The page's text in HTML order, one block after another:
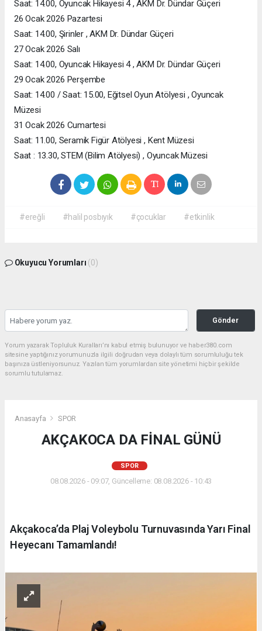
Saat: 14.00, Oyuncak Hikayesi 4 , AKM Dr. Dündar Güçeri
26 Ocak 2026 Pazartesi
Saat: 14.00, Şirinler , AKM Dr. Dündar Güçeri
27 Ocak 2026 Salı
Saat: 14.00, Oyuncak Hikayesi 4 , AKM Dr. Dündar Güçeri
29 Ocak 2026 Perşembe
Saat: 14.00 / Saat: 15.00, Eğitsel Oyun Atölyesi , Oyuncak
Müzesi
31 Ocak 2026 Cumartesi
Saat: 11.00, Seramik Figür Atölyesi , Kent Müzesi
Saat : 13.30, STEM (Bilim Atölyesi) , Oyuncak Müzesi
#ereğli #halil posbıyık #çocuklar #etkinlik
Okuyucu Yorumları (0)
Gönder
Yorum yazarak Topluluk Kuralları’nı kabul etmiş bulunuyor ve haber380.com
sitesine yaptığınız yorumunuzla ilgili doğrudan veya dolaylı tüm sorumluluğu tek
başınıza üstleniyorsunuz. Yazılan tüm yorumlardan site yönetimi hiçbir şekilde
sorumlu tutulamaz.
Anasayfa SPOR
AKÇAKOCA DA FİNAL GÜNÜ
SPOR
08.08.2026 - 09:07, Güncelleme: 08.08.2026 - 10:43
Akçakoca’da Plaj Voleybolu Turnuvasında Yarı Final
Heyecanı Tamamlandı!